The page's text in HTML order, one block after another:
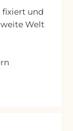
fixiert und
Welt